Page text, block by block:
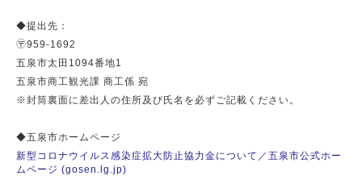
◆提出先：
〶959-1692
五泉市太田1094番地1
五泉市商工観光課 商工係 宛
※封筒裏面に差出人の住所及び氏名を必ずご記載ください。
◆五泉市ホームページ
新型コロナウイルス感染症拡大防止協力金について／五泉市公式ホー
ムページ (gosen.lg.jp)